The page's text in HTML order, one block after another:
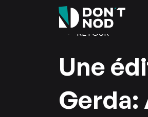
RETOUR
Une
Gerda: